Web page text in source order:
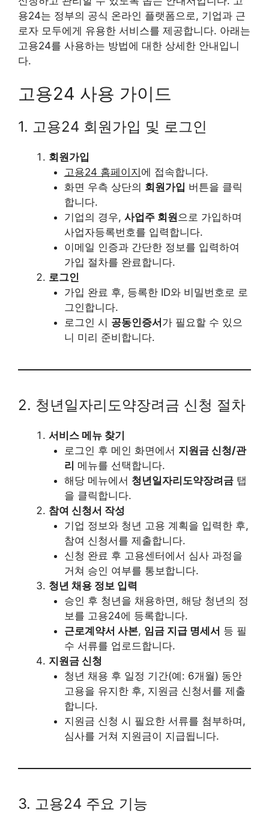
용24는 정부의 공식 온라인 플랫폼으로, 기업과 근
로자 모두에게 유용한 서비스를 제공합니다. 아래는
고용24를 사용하는 방법에 대한 상세한 안내입니
다.
고용24 사용 가이드
1. 고용24 회원가입 및 로그인
회원가입
고용24 홈페이지 에 접속합니다.
화면 우측 상단의 회원가입 버튼을 클릭
합니다.
기업의 경우, 사업주 회원으로 가입하며
사업자등록번호를 입력합니다.
이메일 인증과 간단한 정보를 입력하여
가입 절차를 완료합니다.
로그인
가입 완료 후, 등록한 ID와 비밀번호로 로
그인합니다.
로그인 시 공동인증서 가 필요할 수 있으
니 미리 준비합니다.
2. 청년일자리도약장려금 신청 절차
서비스 메뉴 찾기
로그인 후 메인 화면에서 지원금 신청/관
리 메뉴를 선택합니다.
해당 메뉴에서 청년일자리도약장려금탭
을 클릭합니다.
참여 신청서 작성
기업 정보와 청년 고용 계획을 입력한 후,
참여 신청서를 제출합니다.
신청 완료 후 고용센터에서 심사 과정을
거쳐 승인 여부를 통보합니다.
청년 채용 정보 입력
승인 후 청년을 채용하면, 해당 청년의 정
보를 고용24에 등록합니다.
근로계약서 사본, 임금 지급 명세서 등 필
수 서류를 업로드합니다.
지원금 신청
청년 채용 후 일정 기간(예: 6개월) 동안
고용을 유지한 후, 지원금 신청서를 제출
합니다.
지원금 신청 시 필요한 서류를 첨부하며,
심사를 거쳐 지원금이 지급됩니다.
3. 고용24 주요 기능